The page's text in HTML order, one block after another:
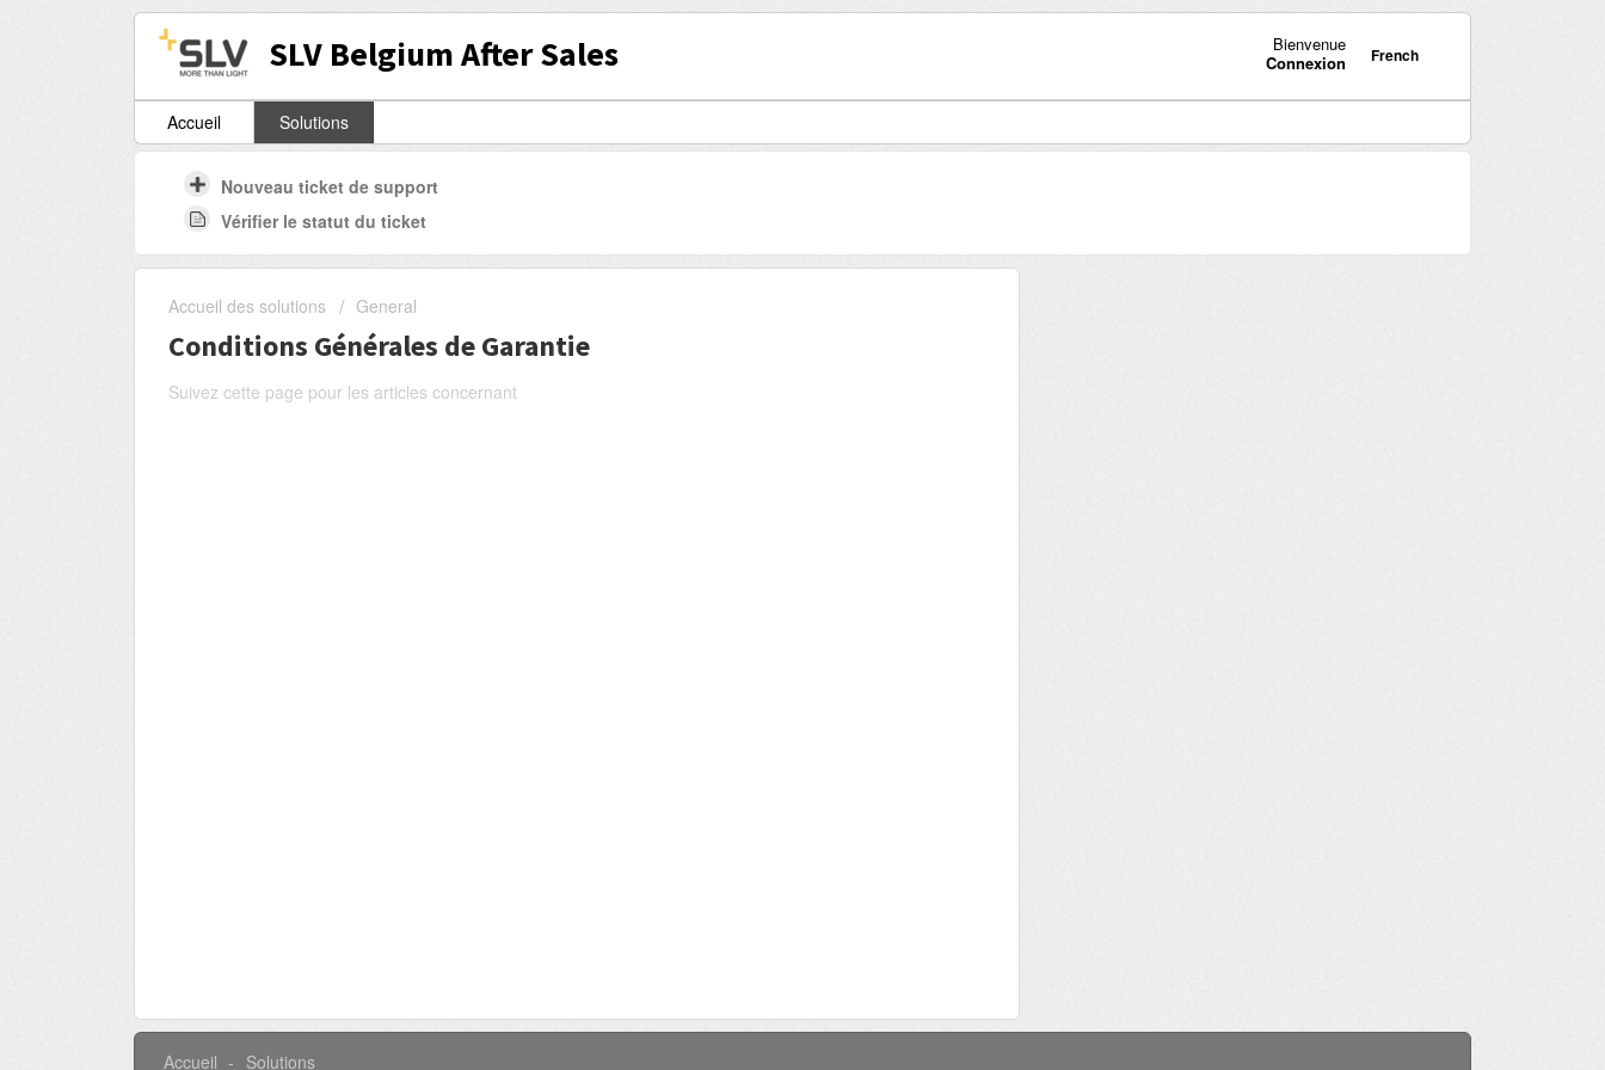
SLV Belgium After Sales French
Bienvenue
Connexion
Accueil Solutions
Nouveau ticket de support
Vérifier le statut du ticket
Accueil des solutions General
Conditions Générales de Garantie
Suivez cette page pour les articles concernant
Accueil Solutions